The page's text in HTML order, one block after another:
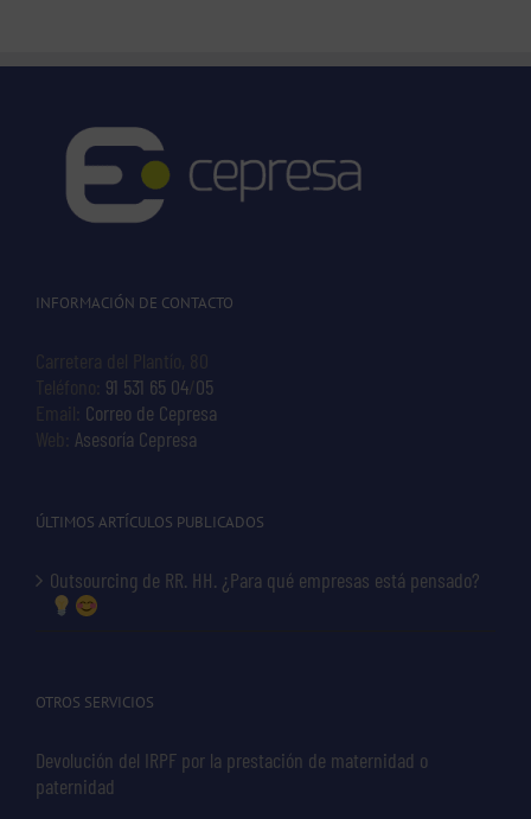
INFORMACIÓN DE CONTACTO
Carretera del Plantío, 80
Teléfono: 91 531 65 04 05
Email: Correo de Cepresa
Web: Asesoría Cepresa
ÚLTIMOS ARTÍCULOS PUBLICADOS
Outsourcing de RR. HH. ¿Para qué empresas está pensado?
OTROS SERVICIOS
Devolución del IRPF por la prestación de maternidad o
paternidad